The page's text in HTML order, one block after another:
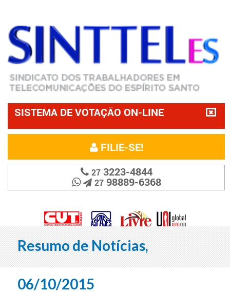
SISTEMA DE VOTAÇÃO ON-LINE
FILIE-SE!
273223-4844
2798889-6368
Resumo de Notícias,
06/10/2015